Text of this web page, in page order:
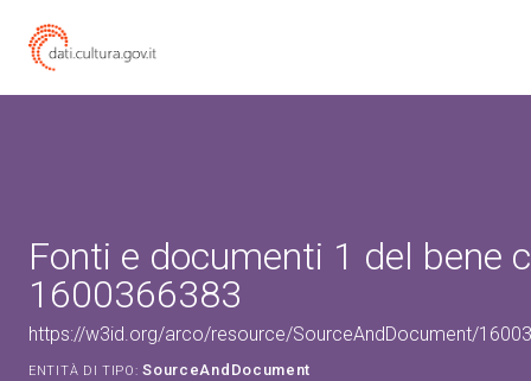
Fonti e documenti 1 del bene
1600366383
https://w3id.org/arco/resource/SourceAndDocument/
ENTITÀ DI TIPO: SourceAndDocument